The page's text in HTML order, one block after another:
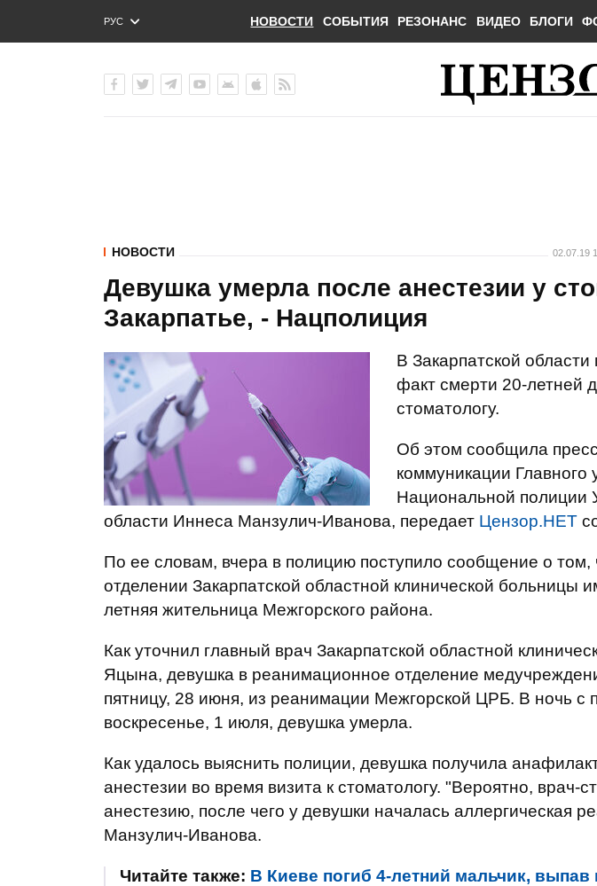
РУС
ENG
НОВОСТИ СОБЫТИЯ РЕЗОНАНС ВИДЕО БЛОГИ
НОВОСТИ 02.07.19
Девушка умерла после анестезии у
Закарпатье, - Нацполиция
В Закарпатской
факт смерти 20-летней
стоматологу.
Об этом сообщила
коммуникации Главного
Национальной полиции
области Иннеса Манзулич-Иванова, передает Цензор.НЕТ
По ее словам, вчера в полицию поступило сообщение о
отделении Закарпатской областной клинической больницы
летняя жительница Межгорского района.
Как уточнил главный врач Закарпатской областной
Яцына, девушка в реанимационное отделение
пятницу, 28 июня, из реанимации Межгорской ЦРБ. В ночь с
воскресенье, 1 июля, девушка умерла.
Как удалось выяснить полиции, девушка получила
анестезии во время визита к стоматологу. "Вероятно, врач-
анестезию, после чего у девушки началась аллергическая
Манзулич-Иванова.
Читайте также: В Киеве погиб 4-летний мальчик, выпав